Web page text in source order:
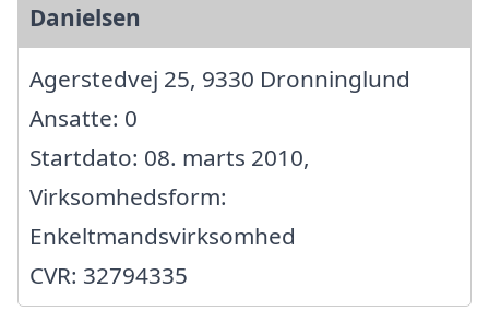
Danielsen
Agerstedvej 25, 9330 Dronninglund
Ansatte: 0
Startdato: 08. marts 2010,
Virksomhedsform:
Enkeltmandsvirksomhed
CVR: 32794335